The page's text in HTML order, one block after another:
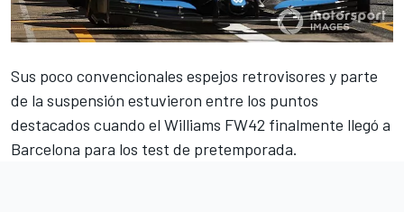
Sus poco convencionales espejos retrovisores y parte
de la suspensión estuvieron entre los puntos
destacados cuando el Williams FW42 finalmente llegó a
Barcelona para los test de pretemporada.